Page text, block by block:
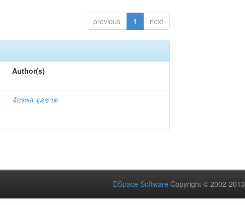
previous 1 next
Author(s)
จักรพล จุลชาต
DSpace Software Copyright © 2002-2013